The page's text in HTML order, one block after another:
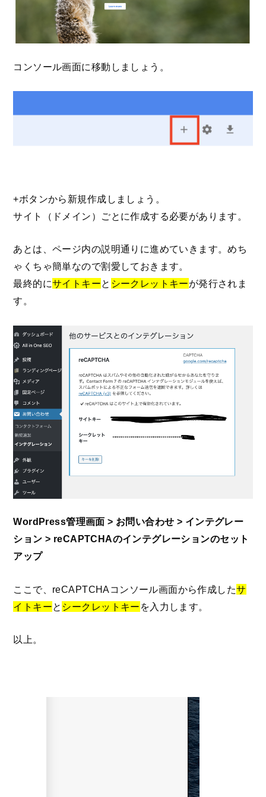
コンソール画面に移動しましょう。
+ボタンから新規作成しましょう。
サイト（ドメイン）ごとに作成する必要があります。
あとは、ページ内の説明通りに進めていきます。めち
ゃくちゃ簡単なので割愛しておきます。
最終的にサイトキーと シークレットキーが発行されま
す。
WordPress管理画面 > お問い合わせ > インテグレー
ション > reCAPTCHAのインテグレーションのセット
アップ
ここで、reCAPTCHAコンソール画面から作成したサ
イトキーと シークレットキー を入力します。
以上。